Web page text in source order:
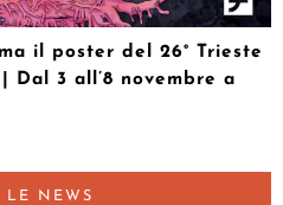
il poster del 26° Trieste
Dal 3 all’8 novembre a
LE NEWS